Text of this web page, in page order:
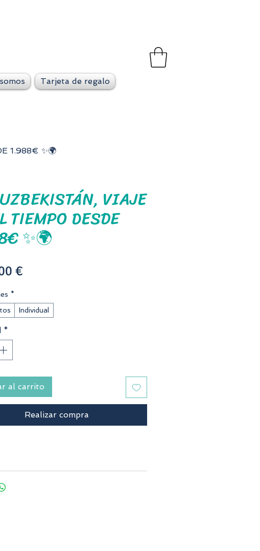
Tarjeta de regalo
1.988€ ✨🌍
VIAJE
TIEMPO DESDE
✨🌍
€
*
Individual
*
al carrito
Realizar compra